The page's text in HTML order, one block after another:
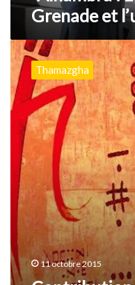
l’universGrenade et
Contribution
des
Amazighs
à
l’histoire
civilisation
d’Andalousie
Thamazgha
11 octobre 2015